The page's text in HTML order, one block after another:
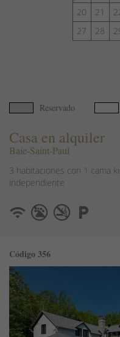
20
21
27
28
Reservado
Casa en alquiler
Baie-Saint-Paul
3 habitaciones con 1 cama
independiente
Código 356